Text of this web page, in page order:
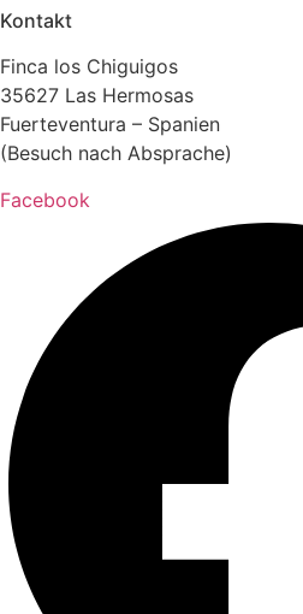
Kontakt
Finca los Chiguigos
35627 Las Hermosas
Fuerteventura – Spanien
(Besuch nach Absprache)
Facebook